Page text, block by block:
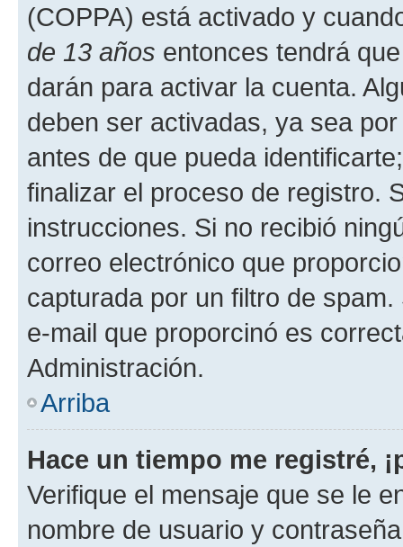
(COPPA) está activado y
de 13 años entonces tendrá
darán para activar la cuenta.
deben ser activadas, ya sea
antes de que pueda
finalizar el proceso de registro.
instrucciones. Si no recibió
correo electrónico que
capturada por un filtro de
e-mail que proporcinó es
Administración.
Arriba
Hace un tiempo me registré,
Verifique el mensaje que se le
nombre de usuario y